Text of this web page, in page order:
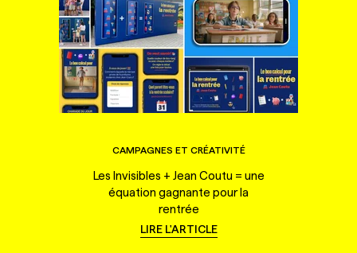
CAMPAGNES ET CRÉATIVITÉ
Les Invisibles + Jean Coutu = une
équation gagnante pour la
rentrée
LIRE L'ARTICLE